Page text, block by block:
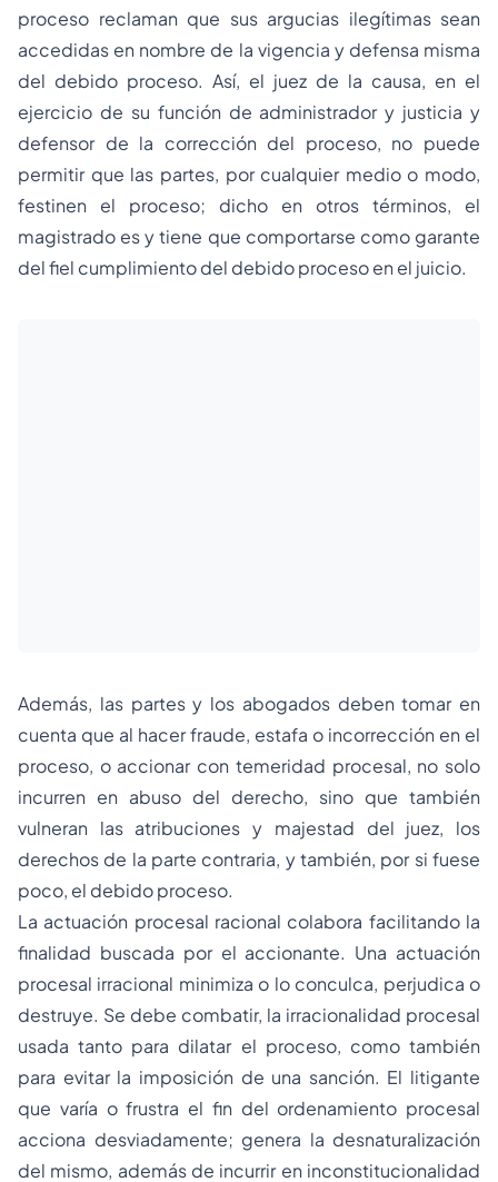
proceso reclaman que sus argucias ilegítimas sean
accedidas en nombre de la vigencia y defensa misma
del debido proceso. Así, el juez de la causa, en el
ejercicio de su función de administrador y justicia y
defensor de la corrección del proceso, no puede
permitir que las partes, por cualquier medio o modo,
festinen el proceso; dicho en otros términos, el
magistrado es y tiene que comportarse como garante
del fiel cumplimiento del debido proceso en el juicio.
Además, las partes y los abogados deben tomar en
cuenta que al hacer fraude, estafa o incorrección en el
proceso, o accionar con temeridad procesal, no solo
incurren en abuso del derecho, sino que también
vulneran las atribuciones y majestad del juez, los
derechos de la parte contraria, y también, por si fuese
poco, el debido proceso.
La actuación procesal racional colabora facilitando la
finalidad buscada por el accionante. Una actuación
procesal irracional minimiza o lo conculca, perjudica o
destruye. Se debe combatir, la irracionalidad procesal
usada tanto para dilatar el proceso, como también
para evitar la imposición de una sanción. El litigante
que varía o frustra el fin del ordenamiento procesal
acciona desviadamente; genera la desnaturalización
del mismo, además de incurrir en inconstitucionalidad